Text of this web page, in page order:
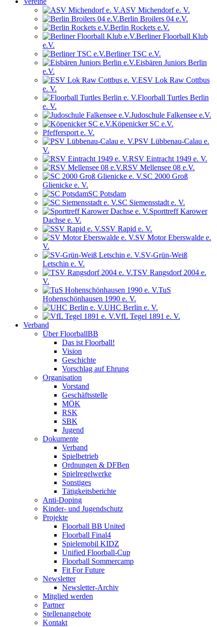
ASV Michendorf e. V.
Berlin Broilers 04 e.V.
Berlin Rockets e.V.
Berliner Floorball Klub
e.V.
Berliner TSC e.V.
Eisbären Juniors Berlin
e.V.
ESV Lok Raw Cottbus
e. V.
Floorball Turtles Berlin
e. V.
Judoschule Falkensee e.V.
Köpenicker SC e.V.
Pfeffersport e. V.
PSV Lübbenau-Calau e.
V.
RSV Eintracht 1949 e. V.
RSV Mellensee 08 e.V.
SC 2000 Groß
Glienicke e. V.
SC Potsdam
SC Siemensstadt e. V.
Sporttreff Karower
Dachse e. V.
SSV Rapid e. V.
SV Motor Eberswalde e.
V.
SV-Grün-Weiß
Letschin e. V.
TSV Rangsdorf 2004 e.
V.
TuS
Hohenschönhausen 1990 e. V.
UHC Berlin e. V.
VfL Tegel 1891 e. V.
Verband
Über FloorballBB
Das ist Floorball!
Vision
Geschichte
Vorschlag auf Ehrung
Organisation
Vorstand
Geschäftsstelle
MÖK
RSK
SBK
Jugend
Dokumente
Verband
Spielbetrieb
Ordnungen & DFBen
Spielregelwerke
Sonstiges
Tätigkeitsberichte
Anti-Doping
Kinder- und Jugendschutz
Projekte
Floorball BB United
Floorball Final4
Spielemobil KIDZ
Unified Floorball-Cup
Floorball Sommercamp
Fit For Future
Newsletter
Newsletter-Archiv
Mitglied werden
Partner
Stellenangebote
Kontakt